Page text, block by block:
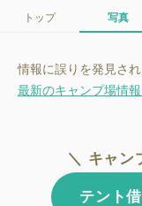
トップ 写真
情報に誤りを発見さ
最新のキャンプ場情
＼ キャン
テント